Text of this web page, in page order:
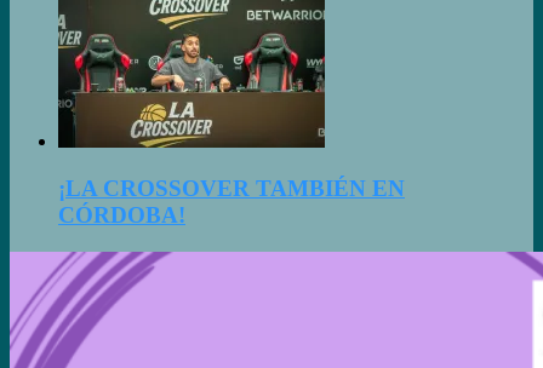
¡LA CROSSOVER TAMBIÉN EN
CÓRDOBA!